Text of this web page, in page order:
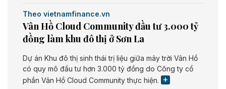
Theo vietnamfinance.vn
Vân Hồ Cloud Community đầu tư 3.000 tỷ
đồng làm khu đô thị ở Sơn La
Dự án Khu đô thị sinh thái trị liệu giữa mây trời Vân Hồ
có quy mô đầu tư hơn 3.000 tỷ đồng do Công ty cổ
phần Vân Hồ Cloud Community thực hiện.